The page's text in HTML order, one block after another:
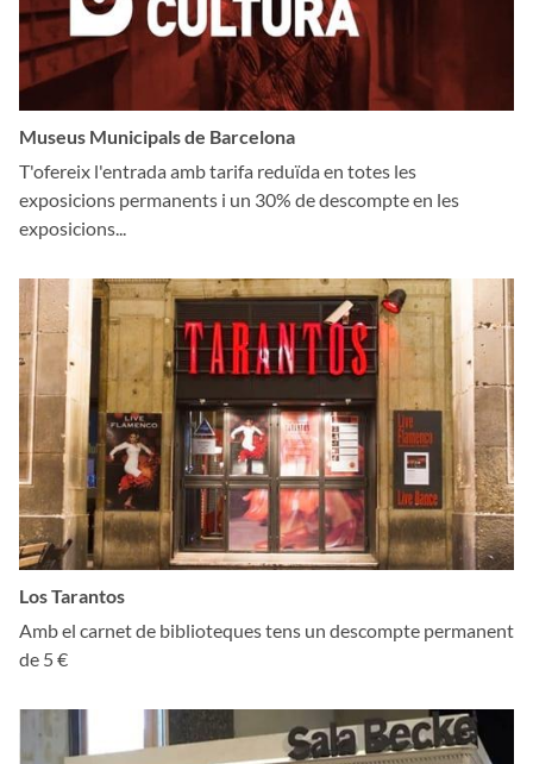
Museus Municipals de Barcelona
T'ofereix l'entrada amb tarifa reduïda en totes les
exposicions permanents i un 30% de descompte en les
exposicions...
Los Tarantos
Amb el carnet de biblioteques tens un descompte permanent
de 5 €